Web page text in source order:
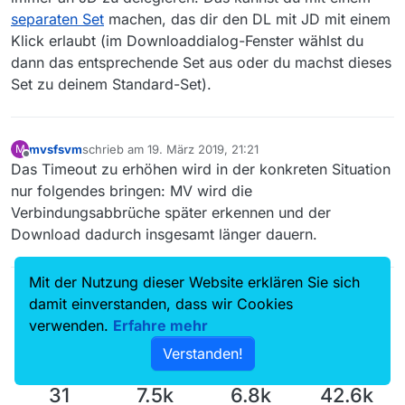
separaten Set machen, das dir den DL mit JD mit einem
Klick erlaubt (im Downloaddialog-Fenster wählst du
dann das entsprechende Set aus oder du machst dieses
Set zu deinem Standard-Set).
M
Offline
mvsfsvmschrieb am 19. März 2019, 21:21
zuletzt editiert von
Das Timeout zu erhöhen wird in der konkreten Situation
nur folgendes bringen: MV wird die
Verbindungsabbrüche später erkennen und der
Download dadurch insgesamt länger dauern.
defector hat am 10. März 2024, 10:50 auf dieses Thema
31 7.5k 6.8k 42.6k
Mit der Nutzung dieser Website erklären Sie sich
damit einverstanden, dass wir Cookies
verwenden. Erfahre mehr
Verstanden!